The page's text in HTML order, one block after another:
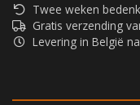
Twee weken
Gratis verzending
Levering in België